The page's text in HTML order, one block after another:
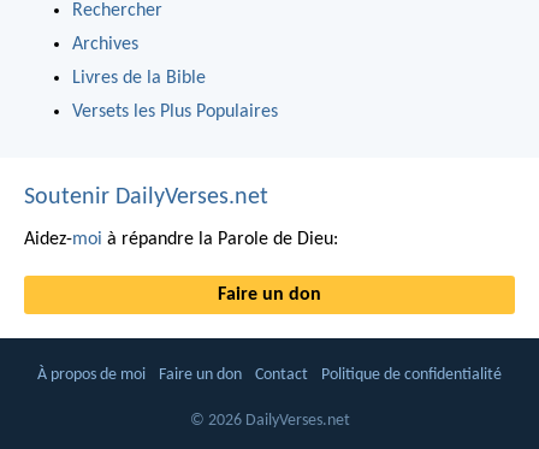
Rechercher
Archives
Livres de la Bible
Versets les Plus Populaires
Soutenir DailyVerses.net
Aidez-moi à répandre la Parole de Dieu:
Faire un don
À propos de moi Faire un don Contact Politique de confidentialité
© 2026 DailyVerses.net